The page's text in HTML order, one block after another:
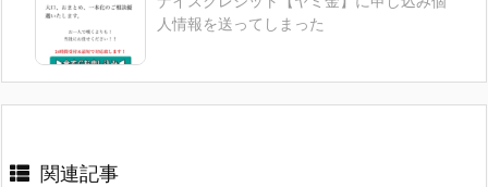
人情報を送ってしまった
関連記事